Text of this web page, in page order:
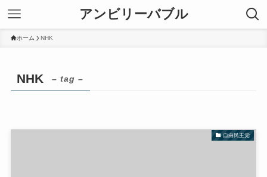
アンビリーバブル
ホーム NHK
NHK – tag –
自由民主党